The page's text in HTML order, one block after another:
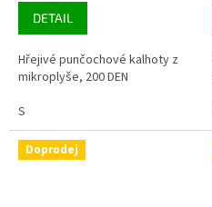
DETAIL
Hřejivé punčochové kalhoty z
mikroplyše, 200 DEN
S
Doprodej